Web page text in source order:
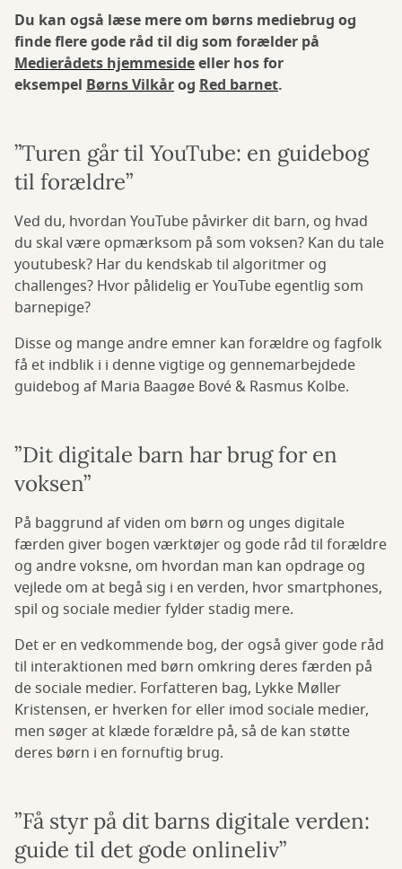
Du kan også læse mere om børns mediebrug og
finde flere gode råd til dig som forælder på
Medierådets hjemmesideeller hos for
eksempel Børns Vilkårog Red barnet.
”Turen går til YouTube: en guidebog
til forældre”
Ved du, hvordan YouTube påvirker dit barn, og hvad
du skal være opmærksom på som voksen? Kan du tale
youtubesk? Har du kendskab til algoritmer og
challenges? Hvor pålidelig er YouTube egentlig som
barnepige?
Disse og mange andre emner kan forældre og fagfolk
få et indblik i i denne vigtige og gennemarbejdede
guidebog af Maria Baagøe Bové & Rasmus Kolbe.
”Dit digitale barn har brug for en
voksen”
På baggrund af viden om børn og unges digitale
færden giver bogen værktøjer og gode råd til forældre
og andre voksne, om hvordan man kan opdrage og
vejlede om at begå sig i en verden, hvor smartphones,
spil og sociale medier fylder stadig mere.
Det er en vedkommende bog, der også giver gode råd
til interaktionen med børn omkring deres færden på
de sociale medier. Forfatteren bag, Lykke Møller
Kristensen, er hverken for eller imod sociale medier,
men søger at klæde forældre på, så de kan støtte
deres børn i en fornuftig brug.
”Få styr på dit barns digitale verden:
guide til det gode onlineliv”